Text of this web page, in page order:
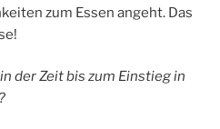
zum Essen angeht. Das
der Zeit bis zum Einstieg in